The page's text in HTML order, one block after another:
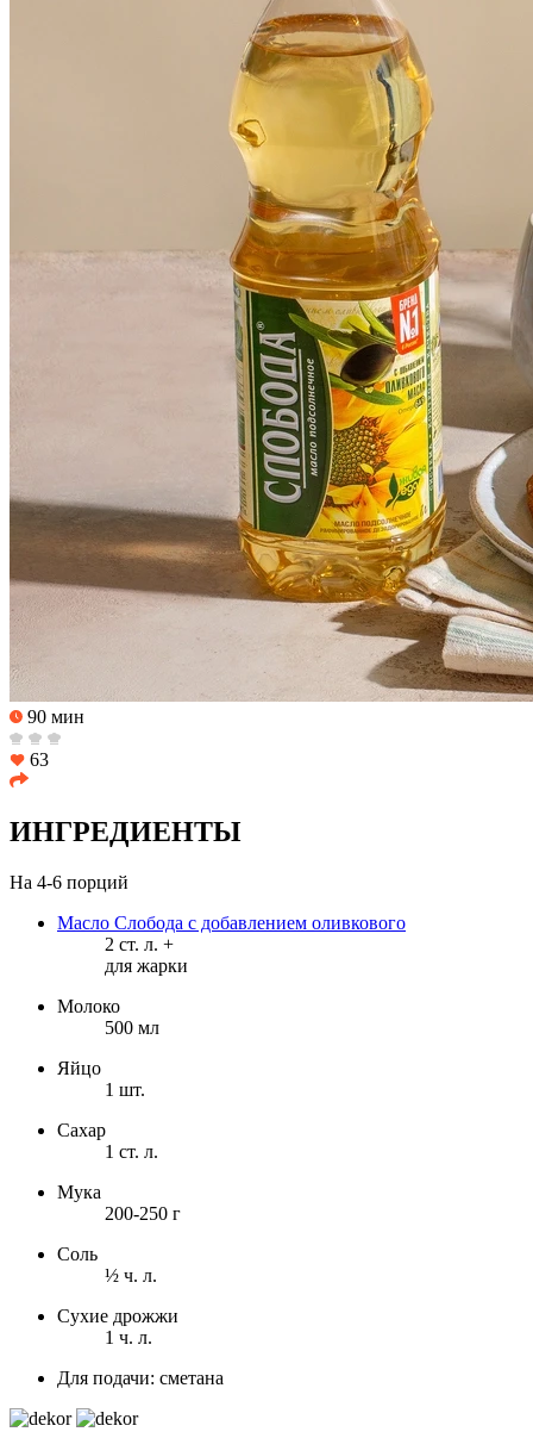
90 мин
63
ИНГРЕДИЕНТЫ
На 4-6 порций
Масло Слобода с добавлением оливкового
2 ст. л. +
для жарки
Молоко
500 мл
Яйцо
1 шт.
Сахар
1 ст. л.
Мука
200-250 г
Соль
½ ч. л.
Сухие дрожжи
1 ч. л.
Для подачи: сметана